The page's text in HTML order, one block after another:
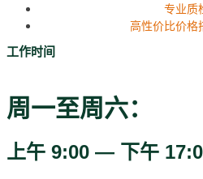
专业质
高性价比价格
工作时间
周一至周六：
上午 9:00 — 下午